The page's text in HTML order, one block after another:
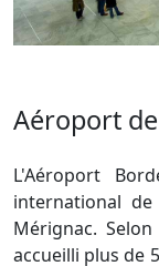
Aéroport
L'Aéroport
international
Mérignac.
accueilli plus de